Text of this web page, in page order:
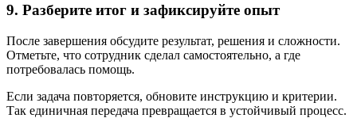
9. Разберите итог и зафиксируйте опыт
После завершения обсудите результат, решения и сложности.
Отметьте, что сотрудник сделал самостоятельно, а где
потребовалась помощь.
Если задача повторяется, обновите инструкцию и критерии.
Так единичная передача превращается в устойчивый процесс.